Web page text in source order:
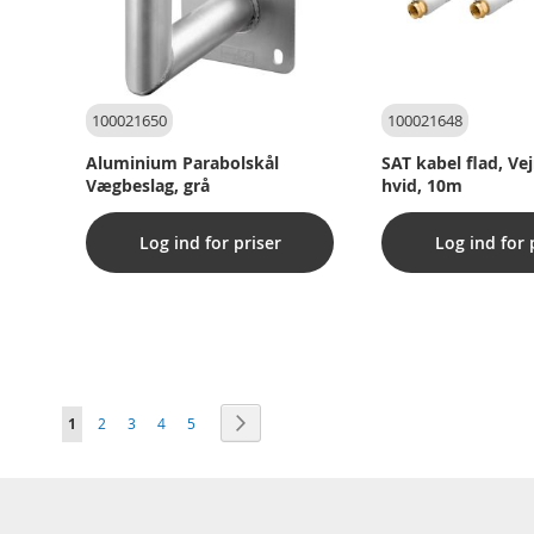
100021650
Aluminium Parabolskål
Vægbeslag, grå
Log ind for priser
100021648
SAT kabel flad,
hvid, 10m
Log ind for
Side
Du læser i øjeblikket side
1 Side
2 Side
3 Side
4 Side
5